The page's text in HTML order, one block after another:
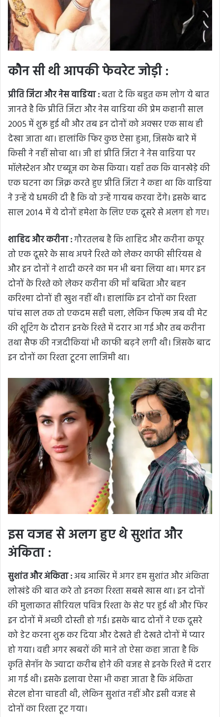
कौन सी थी आपकी फेवरेट जोड़ी :
प्रीति जिंटा और नेस वाडिया :बता दे कि बहुत कम लोग ये बात
जानते है कि प्रीति जिंटा और नेस वाडिया की प्रेम कहानी साल
2005 में शुरू हुई थी और तब इन दोनों को अक्सर एक साथ ही
देखा जाता था। हालांकि फिर कुछ ऐसा हुआ, जिसके बारे में
किसी ने नहीं सोचा था। जी हां प्रीति जिंटा ने नेस वाडिया पर
मॉलेस्टेशन और एब्यूज का केस किया। यहाँ तक कि वानखेड़े की
एक घटना का जिक्र करते हुए प्रीति जिंटा ने कहा था कि वाडिया
ने उन्हें ये धमकी दी है कि वो उन्हें गायब करवा देंगे। इसके बाद
साल 2014 में ये दोनों हमेशा के लिए एक दूसरे से अलग हो गए।
शाहिद और करीना :गौरतलब है कि शाहिद और करीना कपूर
तो एक दूसरे के साथ अपने रिश्ते को लेकर काफी सीरियस थे
और इन दोनों ने शादी करने का मन भी बना लिया था। मगर इन
दोनों के रिश्ते को लेकर करीना की माँ बबिता और बहन
करिश्मा दोनों ही खुश नहीं थी। हालांकि इन दोनों का रिश्ता
पांच साल तक तो एकदम सही चला, लेकिन फिल्म जब वी मेट
की शूटिंग के दौरान इनके रिश्ते में दरार आ गई और तब करीना
तथा सैफ की नजदीकियां भी काफी बढ़ने लगी थी। जिसके बाद
इन दोनों का रिश्ता टूटना लाजिमी था।
इस वजह से अलग हुए थे सुशांत और
अंकिता :
सुशांत और अंकिता :अब आखिर में अगर हम सुशांत और अंकिता
लोखंडे की बात करे तो इनका रिश्ता सबसे खास था। इन दोनों
की मुलाकात सीरियल पवित्र रिश्ता के सेट पर हुई थी और फिर
इन दोनों में अच्छी दोस्ती हो गई। इसके बाद दोनों ने एक दूसरे
को डेट करना शुरू कर दिया और देखते ही देखते दोनों में प्यार
हो गया। वही अगर खबरों की माने तो ऐसा कहा जाता है कि
कृति सेनॉन के ज्यादा करीब होने की वजह से इनके रिश्ते में दरार
आ गई थी। इसके इलावा ऐसा भी कहा जाता है कि अंकिता
सेटल होना चाहती थी, लेकिन सुशांत नहीं और इसी वजह से
दोनों का रिश्ता टूट गया।